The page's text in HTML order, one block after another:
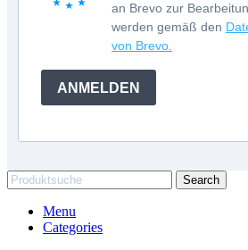
an Brevo zur
werden gemäß den
von Brevo.
ANMELDEN
Search
Menu
Categories